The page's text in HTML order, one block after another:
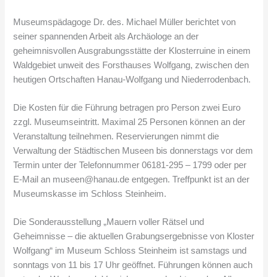
Museumspädagoge Dr. des. Michael Müller berichtet von
seiner spannenden Arbeit als Archäologe an der
geheimnisvollen Ausgrabungsstätte der Klosterruine in einem
Waldgebiet unweit des Forsthauses Wolfgang, zwischen den
heutigen Ortschaften Hanau-Wolfgang und Niederrodenbach.
Die Kosten für die Führung betragen pro Person zwei Euro
zzgl. Museumseintritt. Maximal 25 Personen können an der
Veranstaltung teilnehmen. Reservierungen nimmt die
Verwaltung der Städtischen Museen bis donnerstags vor dem
Termin unter der Telefonnummer 06181-295 – 1799 oder per
E-Mail an museen@hanau.de entgegen. Treffpunkt ist an der
Museumskasse im Schloss Steinheim.
Die Sonderausstellung „Mauern voller Rätsel und
Geheimnisse – die aktuellen Grabungsergebnisse von Kloster
Wolfgang“ im Museum Schloss Steinheim ist samstags und
sonntags von 11 bis 17 Uhr geöffnet. Führungen können auch